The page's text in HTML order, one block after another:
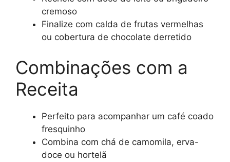
cremoso
Finalize com calda de frutas vermelhas
ou cobertura de chocolate derretido
Combinações com a
Receita
Perfeito para acompanhar um café coado
fresquinho
Combina com chá de camomila, erva-
doce ou hortelã